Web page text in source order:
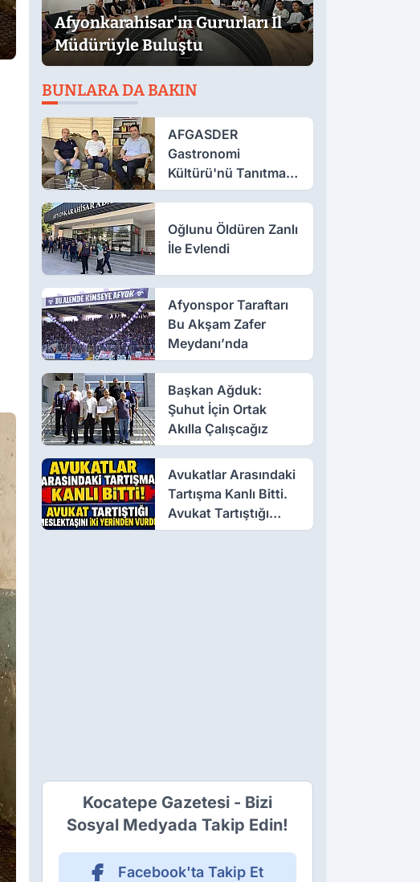
Afyonkarahisar'ın Gururları İl
Müdürüyle Buluştu
BUNLARA DA BAKIN
AFGASDER
Gastronomi
Kültürü'nü Tanıtmak
İçin Çalışıyor
Oğlunu Öldüren Zanlı
İle Evlendi
Afyonspor Taraftarı
Bu Akşam Zafer
Meydanı’nda
Başkan Ağduk:
Şuhut İçin Ortak
Akılla Çalışcağız
Avukatlar Arasındaki
Tartışma Kanlı Bitti.
Avukat Tartıştığı
Meslektaşını İki
Kocatepe Gazetesi - Bizi
Sosyal Medyada Takip Edin!
Facebook'ta Takip Et